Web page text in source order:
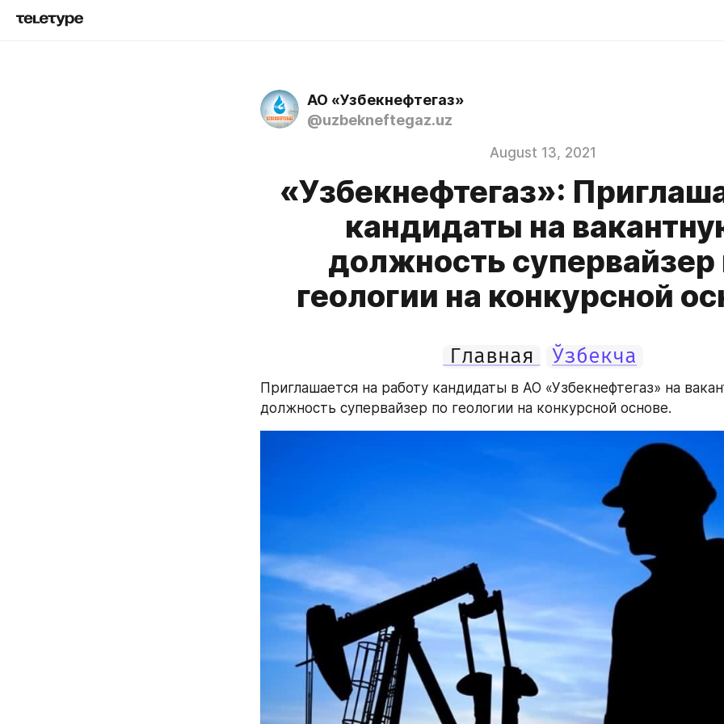
АО «Узбекнефтегаз»
@uzbekneftegaz.uz
August 13, 2021
«Узбекнефтегаз»:
кандидаты на
должность супервайзер
геологии на конкурсной
Главная Ўзбекча
Приглашается на работу кандидаты в АО «Узбекнефтегаз» на
должность супервайзер по геологии на конкурсной основе.